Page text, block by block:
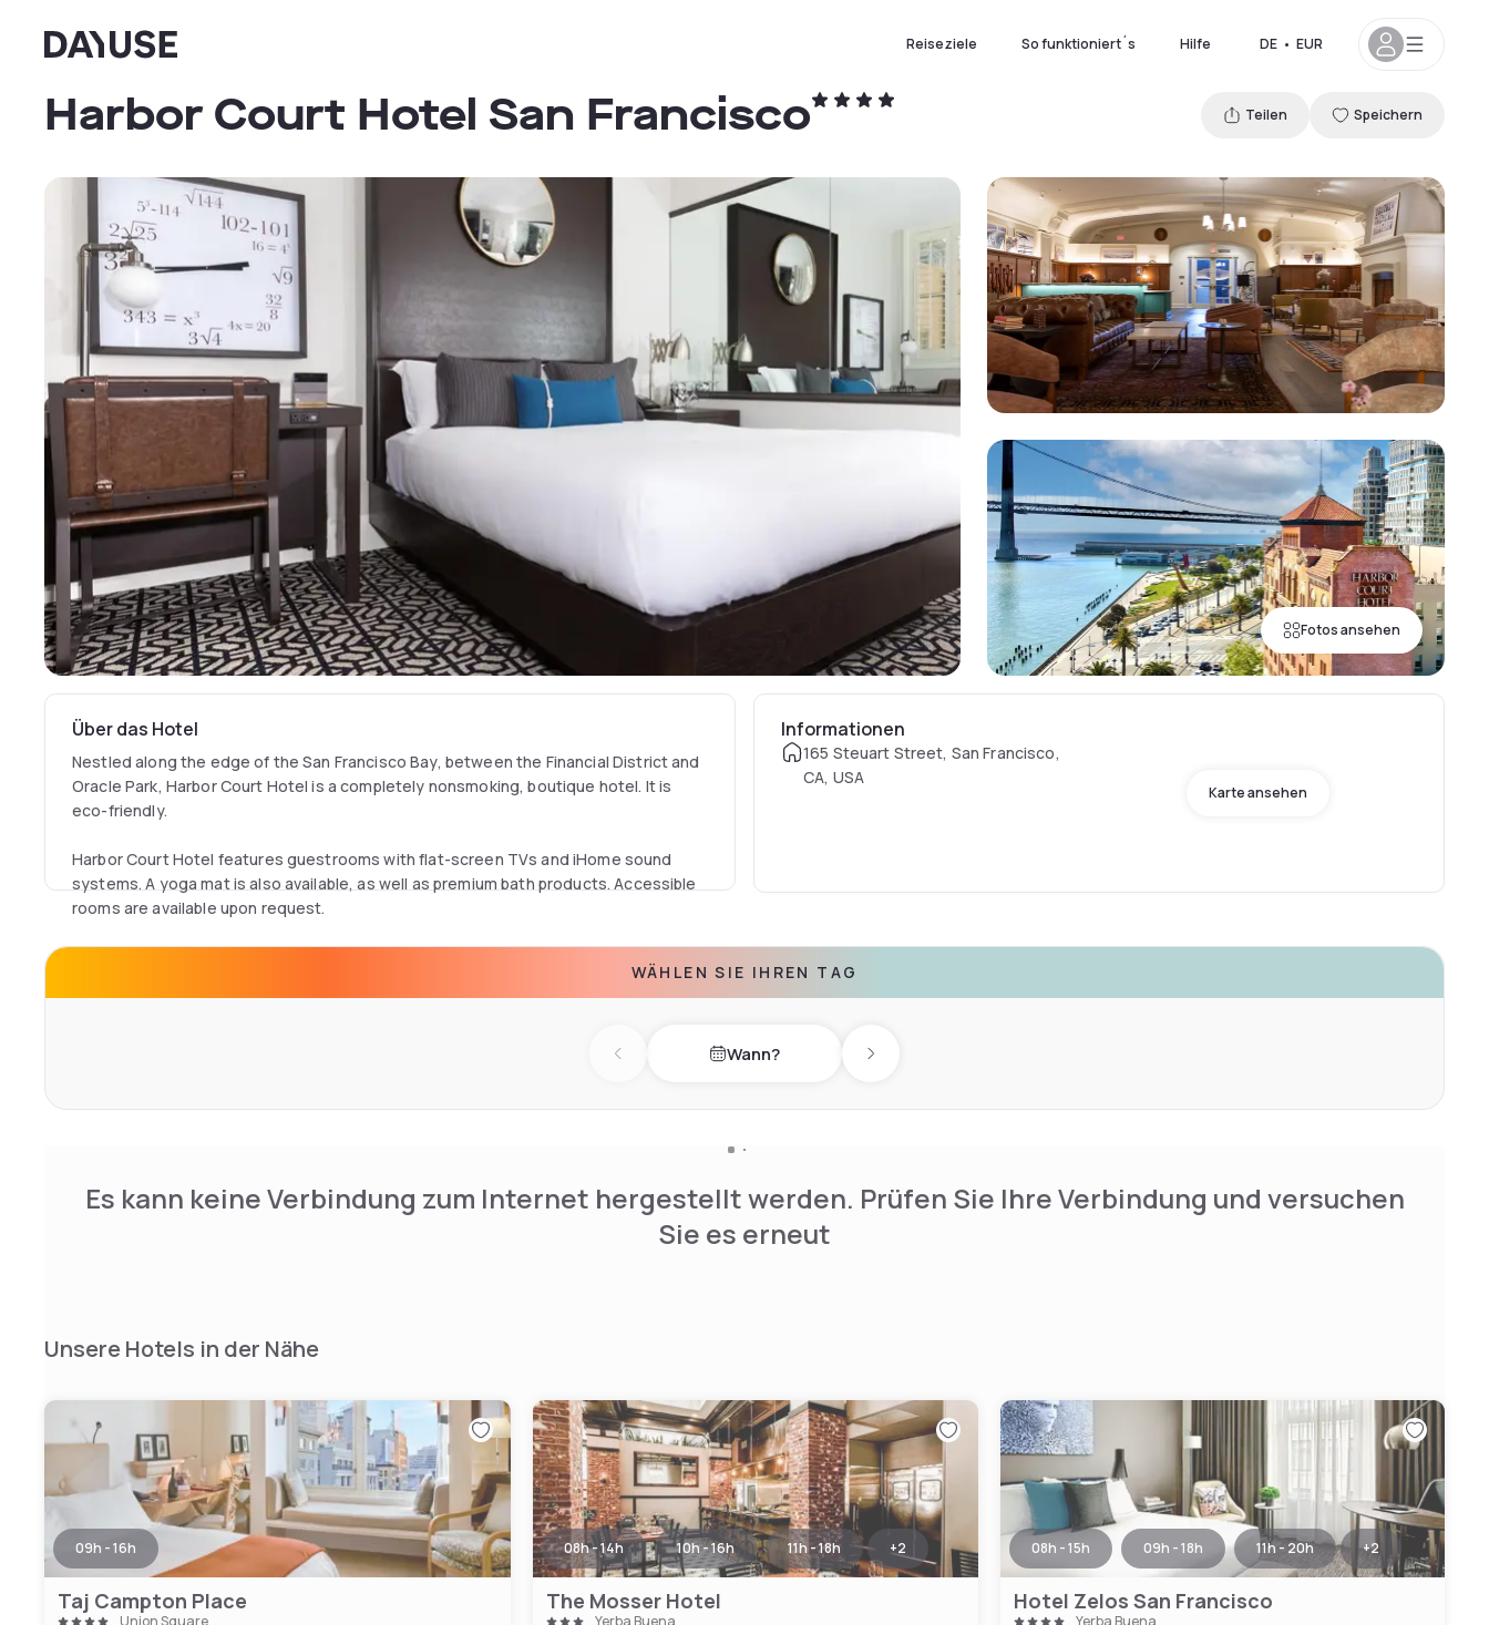
Dayuse Reiseziele So funktioniert´s Hilfe DE • EUR
Fotos ansehen
Harbor Court Hotel San Francisco Teilen Speichern
Über das Hotel
Nestled along the edge of the San Francisco Bay, between the Financial District and
Oracle Park, Harbor Court Hotel is a completely nonsmoking, boutique hotel. It is
eco-friendly.
Harbor Court Hotel features guestrooms with flat-screen TVs and iHome sound
systems. A yoga mat is also available, as well as premium bath products. Accessible
rooms are available upon request.
Informationen
165 Steuart Street, San Francisco,
CA, USA
Karte ansehen
WÄHLEN SIE IHREN TAG
Previous day Wann? Next day
Es kann keine Verbindung zum Internet hergestellt werden. Prüfen Sie Ihre Verbindung und versuchen
Sie es erneut
Unsere Hotels in der Nähe
09h - 16h
Taj Campton Place
Union Square
08h - 14h 10h - 16h 11h - 18h +2
The Mosser Hotel
Yerba Buena
08h - 15h 09h - 18h 11h - 20h +2
Hotel Zelos San Francisco
Yerba Buena